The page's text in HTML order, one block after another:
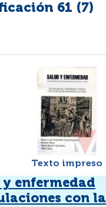
61 (7)
Texto impreso
y enfermedad
con la